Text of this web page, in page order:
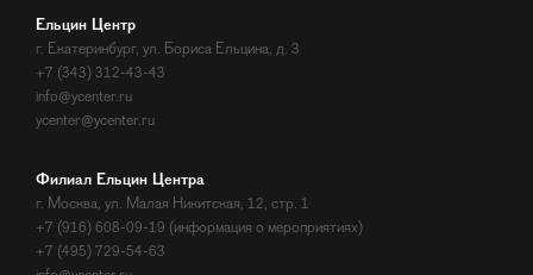
Ельцин Центр
г. Екатеринбург, ул. Бориса Ельцина, д. 3
+7 (343) 312-43-43
info@ycenter.ru
ycenter@ycenter.ru
Филиал Ельцин Центра
г. Москва, ул. Малая Никитская, 12, стр. 1
+7 (916) 608-09-19 (информация о мероприятиях)
+7 (495) 729-54-63